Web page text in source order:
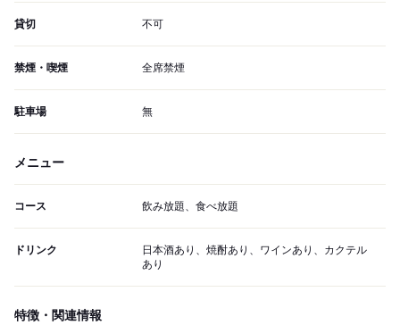
貸切 不可
禁煙・喫煙 全席禁煙
駐車場 無
メニュー
コース 飲み放題、食べ放題
ドリンク
日本酒あり、焼酎あり、ワインあり、カクテル
あり
特徴・関連情報